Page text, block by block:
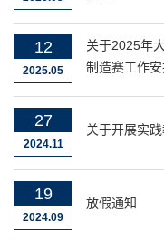
12
2025.05
关于2025年
制造赛工作
27
2024.11
关于开展实
19
2024.09
放假通知